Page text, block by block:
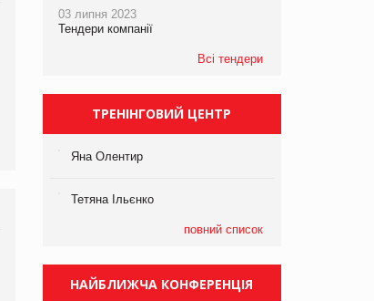
виробництва
компанії «УкраМарин»
Брагина Людмила
Просування компанії на
03 липня 2023
Тендери компанії
Всі тендери
ТРЕНІНГОВИЙ ЦЕНТР
Яна Олентир
Тетяна Ільєнко
повний список
НАЙБЛИЖЧА КОНФЕРЕНЦІЯ